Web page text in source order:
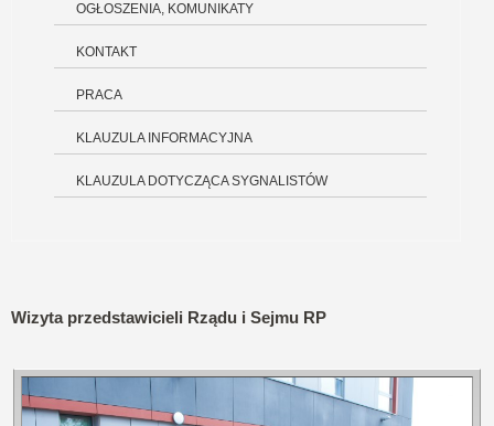
OGŁOSZENIA, KOMUNIKATY
KONTAKT
PRACA
KLAUZULA INFORMACYJNA
KLAUZULA DOTYCZĄCA SYGNALISTÓW
Wizyta przedstawicieli Rządu i Sejmu RP